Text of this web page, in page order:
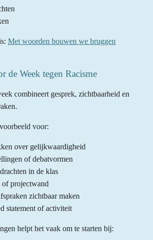
Met woorden bouwen we bruggen
de Week tegen Racisme
combineert gesprek, zichtbaarheid en
voor:
over gelijkwaardigheid
of debatvormen
in de klas
of projectwand
zichtbaar maken
statement of activiteit
helpt het vaak om te starten bij: